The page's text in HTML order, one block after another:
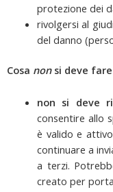
protezione dei
rivolgersi al
del danno
Cosa nonsi deve fare
non si deve
consentire allo
è valido e
continuare a
a terzi.
creato per